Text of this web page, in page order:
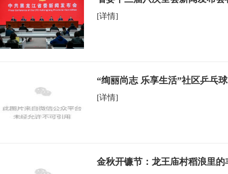
[详情]
“绚丽尚志 乐享生活”社区乒乓
[详情]
金秋开镰节：龙王庙村稻浪里的